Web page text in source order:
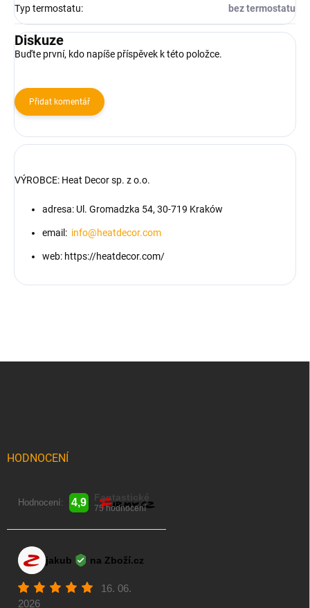
Typ termostatu: bez termostatu
Diskuze
Buďte první, kdo napíše příspěvek k této položce.
Přidat komentář
VÝROBCE: Heat Decor sp. z o.o.
adresa: Ul. Gromadzka 54, 30-719 Kraków
email: info@heatdecor.com
web: https://heatdecor.com/
HODNOCENÍ